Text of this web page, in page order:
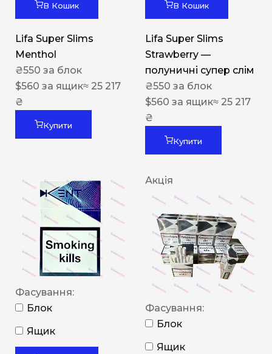
В Кошик
Lifa Super Slims
Menthol
₴550 за блок
$560 за ящик≈ 25 217
₴
Купити
В Кошик
Lifa Super Slims
Strawberry —
полуничні супер слім
₴550 за блок
$560 за ящик≈ 25 217
₴
Купити
Фасування:
Блок
Ящик
Акція
Фасування:
Блок
Ящик